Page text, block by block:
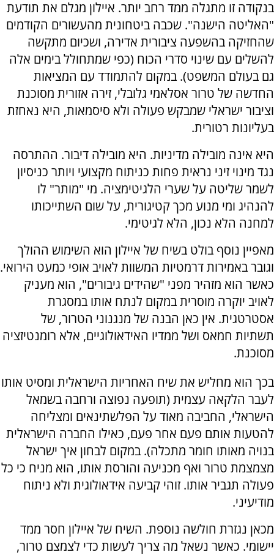
בנקודה זו מתגלה ממד רחב יותר. איילון מגלם את תודעת
"האליטה הישנה". שכבה ביטחונית מהעשורים הקודמים
שהחזיקה בהשפעה ציבורית אדירה, ושכיום מתקשה
להשלים עם שינוי סדרי הכוח (כפי שמתחולל בימים אלה
גם בעולם המשפט). במקום להתמודד עם המציאות
החדשה של טרור אסלאמי גלובלי, זירה אזורית מסוכנת
וציבור ישראלי שמבקש פעולה ולא סיסמאות, היא נאחזת
בעליונות רטורית.
היא אינה מובילה מדיניות. היא מובילה דיבור. ההתרסה
נגד מינוי זיני נראית פחות כניתוח מקצועי ויותר כניסיון
לשמר שליטה על שערי הלגיטימציה. מי "מותר" לו
להנהיג ומי מנוע מכך קטיגורית, על שום השתייכותו
למחנה הלא נכון, הלא לגיטימי.
מאפיין נוסף בולט בשיח של איילון הוא השימוש ההולך
וגובר באמירות דרמטיות המשוות לאויב אופי כמעט הירואי.
כאשר הוא מזהיר מפני "שהידים גיבורים", הוא מעניק
לאויב יוקרה מוסרית במקום לנתח אותו במסגרת
אסטרטגית. אין כאן הבנה של מנגנוני הטרור, של
תשתיות חמאס ושל ממדיו האידאולוגיים, אלא רומנטיזציה
מסוכנת.
בכך הוא מחליש את שיח האחריות הישראלית ומסיט אותו
לעבר הלקאה עצמית (תופעה נפוצה ורחבה בשמאל
הישראלי, החביבה מאוד על הפלשתינאים ומצליחה
להטעות אותם פעם אחר פעם, כאילו החברה הישראלית
בנויה מאותו חומר מתכלה). במקום לבחון איך ישראל
מצמצמת טרור ואף מכניעה והורסת אותו, הוא מניח כי כל
פעולה תגביר אותו. זוהי קביעה אידאולוגית ולא ניתוח
מודיעיני.
מכאן נגזרת חולשה נוספת. השיח של איילון חסר ממד
יישומי. כאשר נשאל מה צריך לעשות כדי לצמצם טרור,